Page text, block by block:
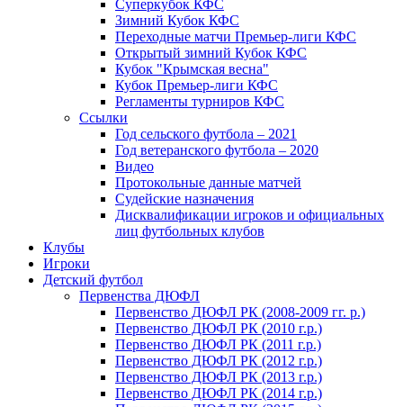
Суперкубок КФС
Зимний Кубок КФС
Переходные матчи Премьер-лиги КФС
Открытый зимний Кубок КФС
Кубок "Крымская весна"
Кубок Премьер-лиги КФС
Регламенты турниров КФС
Ссылки
Год сельского футбола – 2021
Год ветеранского футбола – 2020
Видео
Протокольные данные матчей
Судейские назначения
Дисквалификации игроков и официальных
лиц футбольных клубов
Клубы
Игроки
Детский футбол
Первенства ДЮФЛ
Первенство ДЮФЛ РК (2008-2009 гг. р.)
Первенство ДЮФЛ РК (2010 г.р.)
Первенство ДЮФЛ РК (2011 г.р.)
Первенство ДЮФЛ РК (2012 г.р.)
Первенство ДЮФЛ РК (2013 г.р.)
Первенство ДЮФЛ РК (2014 г.р.)